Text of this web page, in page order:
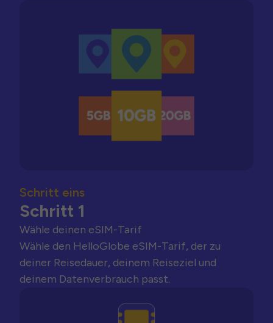
Schritt eins
Schritt 1
Wähle deinen eSIM-Tarif
Wähle den HelloGlobe eSIM-Tarif, der zu
deiner Reisedauer, deinem Reiseziel und
deinem Datenverbrauch passt.